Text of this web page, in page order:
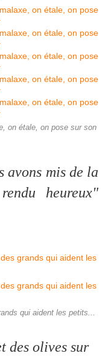
on étale, on pose sur son
avons mis de la
heureux"
qui aident les petits...
des olives sur